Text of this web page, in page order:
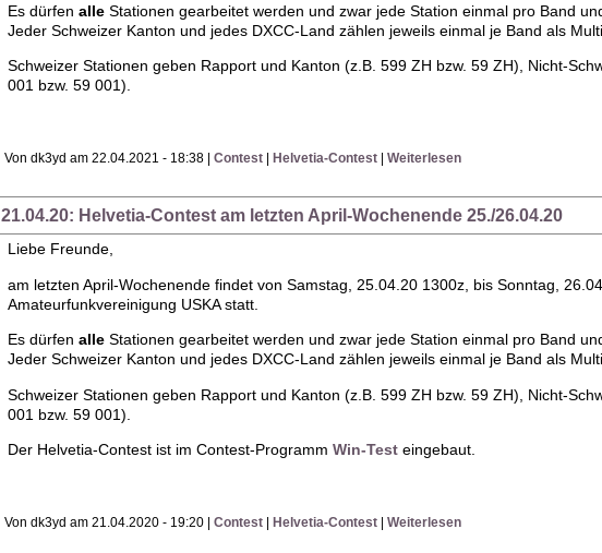
Es dürfen alleStationen gearbeitet werden und zwar jede Station einmal pro Band
Jeder Schweizer Kanton und jedes DXCC-Land zählen jeweils einmal je Band als
Schweizer Stationen geben Rapport und Kanton (z.B. 599 ZH bzw. 59 ZH), Nicht-
001 bzw. 59 001).
Von dk3yd am 22.04.2021 - 18:38 |Contest Helvetia-Contest |Weiterlesen
21.04.20: Helvetia-Contest am letzten April-Wochenende 25./26.04.20
Liebe Freunde,
am letzten April-Wochenende findet von Samstag, 25.04.20 1300z, bis Sonntag,
Amateurfunkvereinigung USKA statt.
Es dürfen alleStationen gearbeitet werden und zwar jede Station einmal pro Band
Jeder Schweizer Kanton und jedes DXCC-Land zählen jeweils einmal je Band als
Schweizer Stationen geben Rapport und Kanton (z.B. 599 ZH bzw. 59 ZH), Nicht-
001 bzw. 59 001).
Der Helvetia-Contest ist im Contest-Programm Win-Testeingebaut.
Von dk3yd am 21.04.2020 - 19:20 |Contest Helvetia-Contest |Weiterlesen